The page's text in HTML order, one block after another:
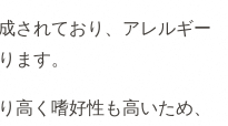
されており、アレルギー
ます。
高く嗜好性も高いため、